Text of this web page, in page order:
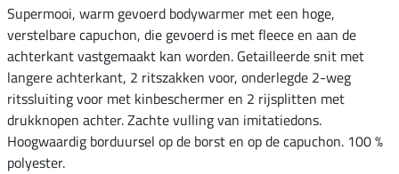
Supermooi, warm gevoerd bodywarmer met een hoge,
verstelbare capuchon, die gevoerd is met fleece en aan de
achterkant vastgemaakt kan worden. Getailleerde snit met
langere achterkant, 2 ritszakken voor, onderlegde 2-weg
ritssluiting voor met kinbeschermer en 2 rijsplitten met
drukknopen achter. Zachte vulling van imitatiedons.
Hoogwaardig borduursel op de borst en op de capuchon. 100 %
polyester.